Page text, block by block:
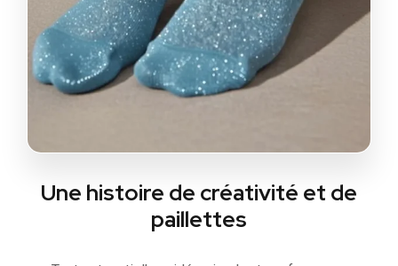
Une histoire de créativité et de
paillettes